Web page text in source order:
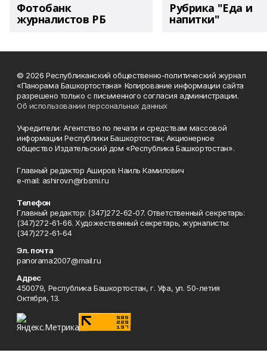
Фотобанк
журналистов РБ
Рубрика "Еда и
напитки"
© 2026 Республиканский общественно-политический журнал
«Панорама Башкортостана» Копирование информации сайта
разрешено только с письменного согласия администрации.
Об использовании персональных данных
Учредители: Агентство по печати и средствам массовой
информации Республики Башкортостан; Акционерное
общество Издательский дом «Республика Башкортостан».
Главный редактор Аширов Наиль Камилович
e-mail: ashirov.n@rbsmi.ru
Телефон
Главный редактор: (347)272-62-07. Ответственный секретарь:
(347)272-61-66. Художественный секретарь, журналисты:
(347)272-61-64
Эл. почта
panorama2007@mail.ru
Адрес
450079, Республика Башкортостан, г. Уфа, ул. 50-летия
Октября, 13.